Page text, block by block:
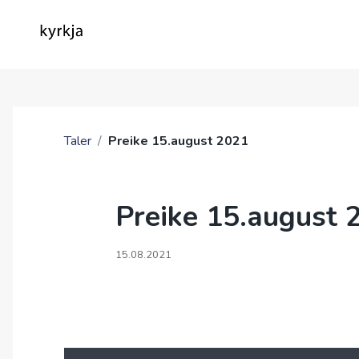
Taler / Preike 15.august 2021
Preike 15.august
15.08.2021